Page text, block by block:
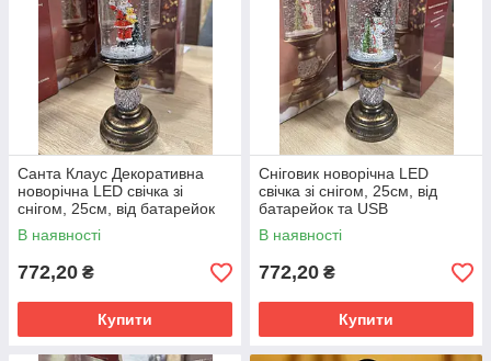
Санта Клаус Декоративна
новорічна LED свічка зі
снігом, 25см, від батарейок
та USB
В наявності
772,20 ₴
Купити
Сніговик новорічна LED
свічка зі снігом, 25см, від
батарейок та USB
В наявності
772,20 ₴
Купити